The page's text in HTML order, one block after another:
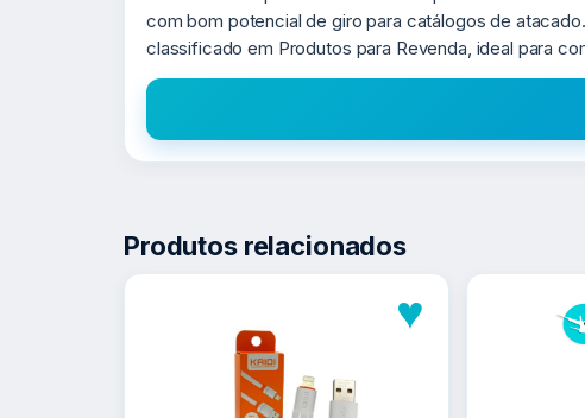
com bom potencial de giro para catálogos de
classificado em Produtos para Revenda, ideal para
Produtos relacionados
♥